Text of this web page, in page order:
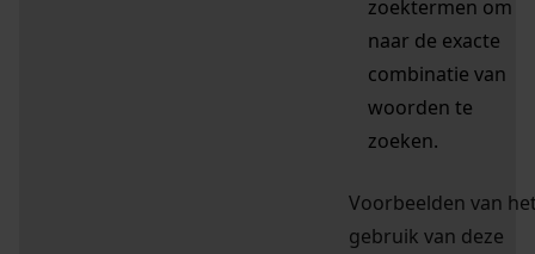
zoektermen om
naar de exacte
combinatie van
woorden te
zoeken.
Voorbeelden van
gebruik van deze